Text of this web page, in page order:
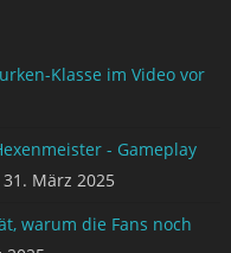
Klasse im Video vor
- Gameplay
März 2025
warum die Fans noch